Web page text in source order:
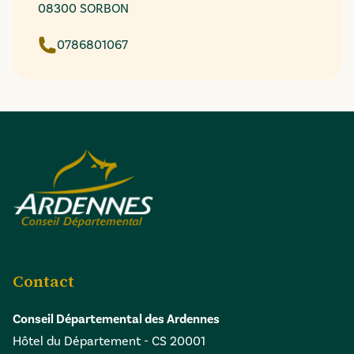
08300 SORBON
0786801067
Contact
Conseil Départemental des Ardennes
Hôtel du Département - CS 20001